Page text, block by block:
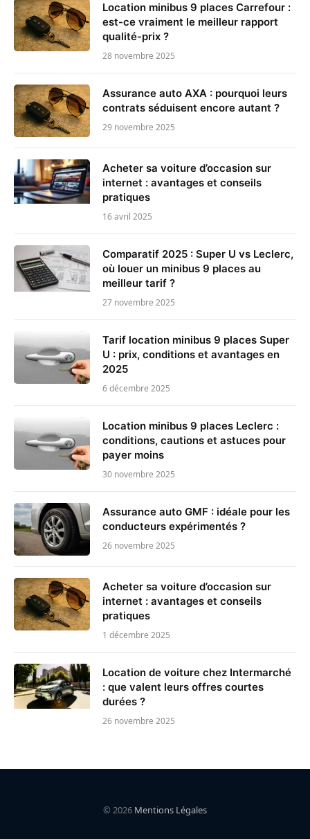
Location minibus 9 places Carrefour :
est-ce vraiment le meilleur rapport
qualité-prix ?
28 novembre 2025
Assurance auto AXA : pourquoi leurs
contrats séduisent encore autant ?
29 novembre 2025
Acheter sa voiture d’occasion sur
internet : avantages et conseils
pratiques
16 avril 2025
Comparatif 2025 : Super U vs Leclerc,
où louer un minibus 9 places au
meilleur tarif ?
27 novembre 2025
Tarif location minibus 9 places Super
U : prix, conditions et avantages en
2025
6 décembre 2025
Location minibus 9 places Leclerc :
conditions, cautions et astuces pour
payer moins
30 novembre 2025
Assurance auto GMF : idéale pour les
conducteurs expérimentés ?
26 novembre 2025
Acheter sa voiture d’occasion sur
internet : avantages et conseils
pratiques
1 décembre 2025
Location de voiture chez Intermarché
: que valent leurs offres courtes
durées ?
26 novembre 2025
© 2026 Mentions Légales